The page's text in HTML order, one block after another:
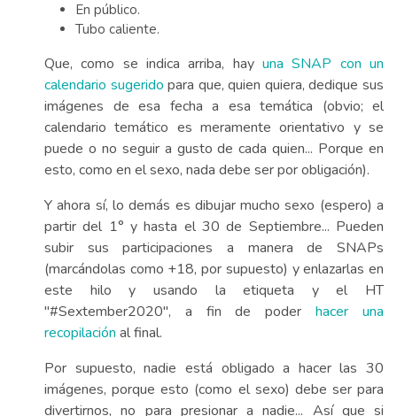
En público.
Tubo caliente.
Que, como se indica arriba, hay una SNAP con un
calendario sugerido para que, quien quiera, dedique sus
imágenes de esa fecha a esa temática (obvio; el
calendario temático es meramente orientativo y se
puede o no seguir a gusto de cada quien... Porque en
esto, como en el sexo, nada debe ser por obligación).
Y ahora sí, lo demás es dibujar mucho sexo (espero) a
partir del 1° y hasta el 30 de Septiembre... Pueden
subir sus participaciones a manera de SNAPs
(marcándolas como +18, por supuesto) y enlazarlas en
este hilo y usando la etiqueta y el HT
"#Sextember2020", a fin de poderhacer una
recopilación al final.
Por supuesto, nadie está obligado a hacer las 30
imágenes, porque esto (como el sexo) debe ser para
divertirnos, no para presionar a nadie... Así que si